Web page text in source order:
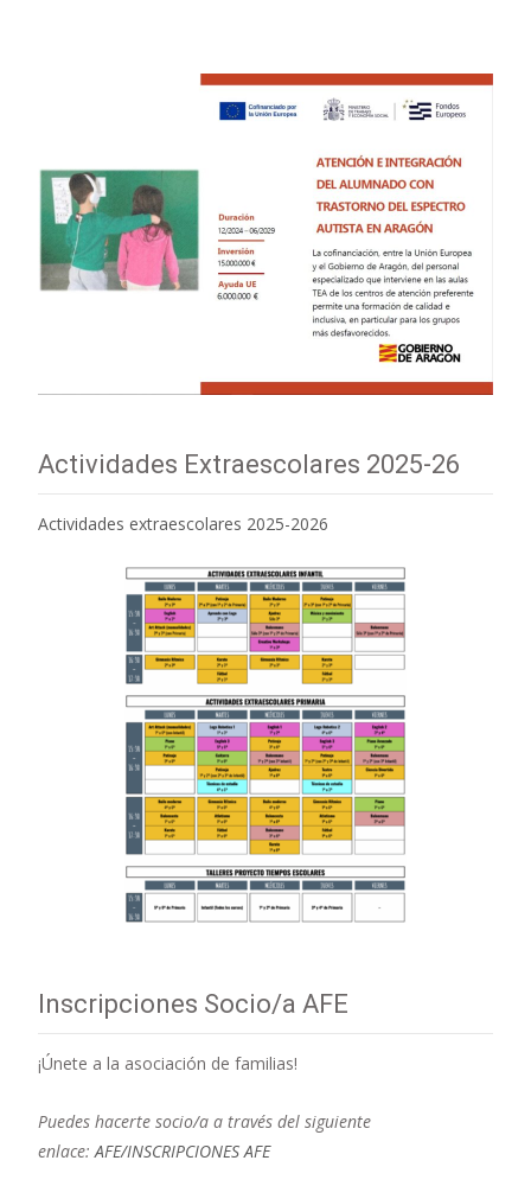
Actividades Extraescolares 2025-26
Actividades extraescolares 2025-2026
Inscripciones Socio/a AFE
¡Únete a la asociación de familias!
Puedes hacerte socio/a a través del siguiente
enlace:AFE/INSCRIPCIONES AFE